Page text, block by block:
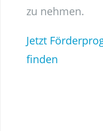
zu nehmen.
Jetzt
finden